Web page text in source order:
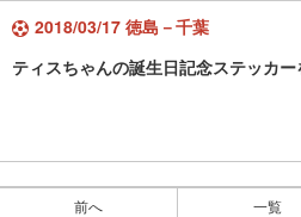
2018/03/17 徳島－千葉
ティスちゃんの誕生日記念ステッカー
前へ 一覧